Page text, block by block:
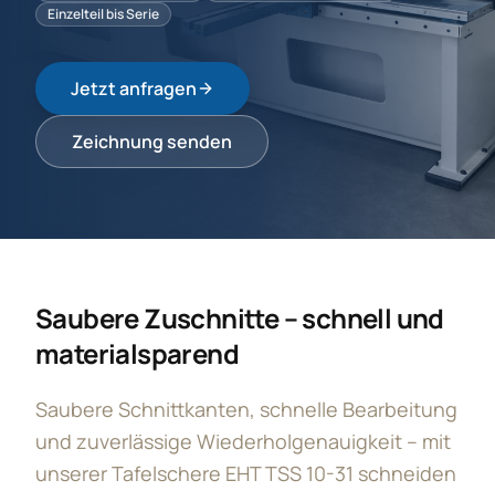
Einzelteil bis Serie
Jetzt anfragen
Zeichnung senden
Saubere Zuschnitte – schnell und
materialsparend
Saubere Schnittkanten, schnelle Bearbeitung
und zuverlässige Wiederholgenauigkeit – mit
unserer Tafelschere EHT TSS 10-31 schneiden